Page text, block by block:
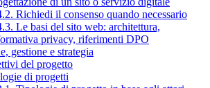
Richiedi il consenso quando necessario
Le basi del sito web: architettura,
privacy, riferimenti DPO
gestione e strategia
del progetto
di progetti